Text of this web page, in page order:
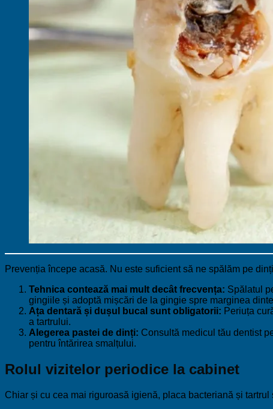
Prevenția începe acasă. Nu este suficient să ne spălăm pe
Tehnica contează mai mult decât frecvența: Spălatul
gingiile și adoptă mișcări de la gingie spre marginea
Ața dentară și dușul bucal sunt obligatorii: Periuța
a tartrului.
Alegerea pastei de dinți: Consultă medicul tău dentist
pentru întărirea smalțului.
Rolul vizitelor periodice la cabinet
Chiar și cu cea mai riguroasă igienă, placa bacteriană și